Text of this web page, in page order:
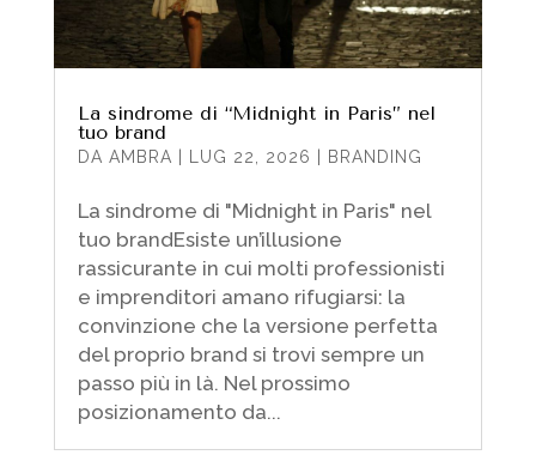
La sindrome di “Midnight in Paris” nel
tuo brand
DA AMBRA LUG 22, 2026 BRANDING
La sindrome di "Midnight in Paris" nel
tuo brandEsiste un’illusione
rassicurante in cui molti professionisti
e imprenditori amano rifugiarsi: la
convinzione che la versione perfetta
del proprio brand si trovi sempre un
passo più in là. Nel prossimo
posizionamento da...